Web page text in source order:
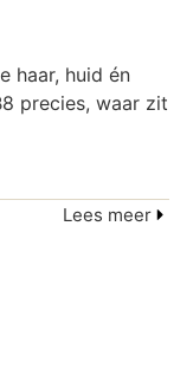
haar, huid én
precies, waar zit
Lees meer